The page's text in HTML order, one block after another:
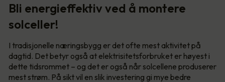
Bli energieffektiv ved å montere
solceller!
I tradisjonelle næringsbygg er det ofte mest aktivitet på
dagtid. Det betyr også at elektrisitetsforbruket er høyest i
dette tidsrommet – og det er også når solcellene produserer
mest strøm. På sikt vil en slik investering gi mye bedre